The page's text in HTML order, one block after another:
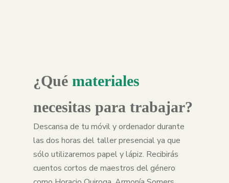
¿Qué materiales
necesitas para trabajar?
Descansa de tu móvil y ordenador durante
las dos horas del taller presencial ya que
sólo utilizaremos papel y lápiz. Recibirás
cuentos cortos de maestros del género